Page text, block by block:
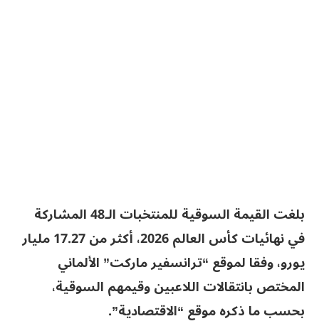
بلغت القيمة السوقية للمنتخبات الـ48 المشاركة
في نهائيات كأس العالم 2026، أكثر من 17.27 مليار
يورو، وفقا لموقع “ترانسفير ماركت” الألماني
المختص بانتقالات اللاعبين وقيمهم السوقية،
بحسب ما ذكره موقع “الاقتصادية”.